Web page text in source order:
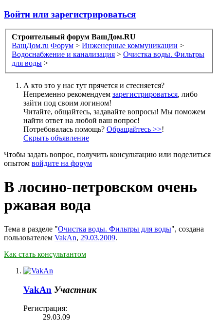
Войти или зарегистрироваться
Строительный форум ВашДом.RU
ВашДом.ru Форум > Инженерные коммуникации >
Водоснабжение и канализация > Очистка воды. Фильтры
для воды >
А кто это у нас тут прячется и стесняется?
Непременно рекомендуем зарегистрироваться, либо
зайти под своим логином!
Читайте, общайтесь, задавайте вопросы! Мы поможем
найти ответ на любой ваш вопрос!
Потребовалась помощь? Обращайтесь >>!
Скрыть объявление
Чтобы задать вопрос, получить консультацию или поделиться
опытом войдите на форум
В лосино-петровском очень
ржавая вода
Тема в разделе "Очистка воды. Фильтры для воды", создана
пользователем VakAn, 29.03.2009.
Как стать консультантом
VakAn Участник
Регистрация:
29.03.09